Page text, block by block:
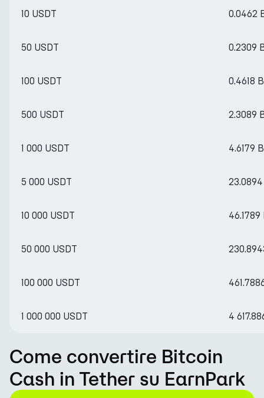
10 USDT 0.0462
50 USDT 0.2309
100 USDT 0.4618
500 USDT 2.3089
1 000 USDT 4.6179
5 000 USDT
10 000 USDT 46.1789
50 000 USDT
100 000 USDT
1 000 000 USDT 4
Come convertire Bitcoin
Cash in Tether su EarnPark